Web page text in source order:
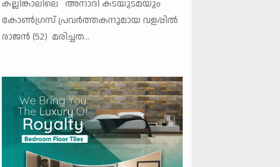
കല്ലിങ്കാലിലെ അനാദി കടയുടമയും
കോൺഗ്രസ് പ്രവർത്തകനുമായ വളപ്പിൽ
രാജൻ (52) മരിച്ചത...